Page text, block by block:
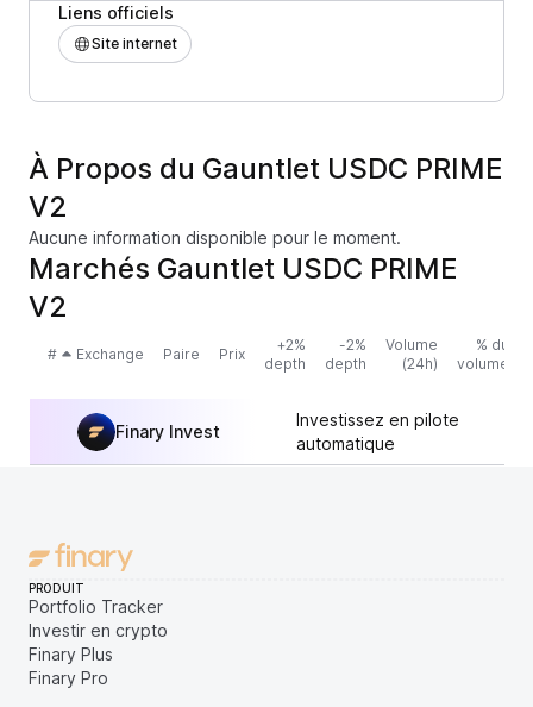
Liens officiels
Site internet
À Propos du Gauntlet USDC PRIME
V2
Aucune information disponible pour le moment.
Marchés Gauntlet USDC PRIME
V2
# Exchange Paire Prix
+2%
depth
-2%
depth
Volume
(24h)
% du
volume
Finary Invest
Investissez en pilote
automatique
PRODUIT
Portfolio Tracker
Investir en crypto
Finary Plus
Finary Pro